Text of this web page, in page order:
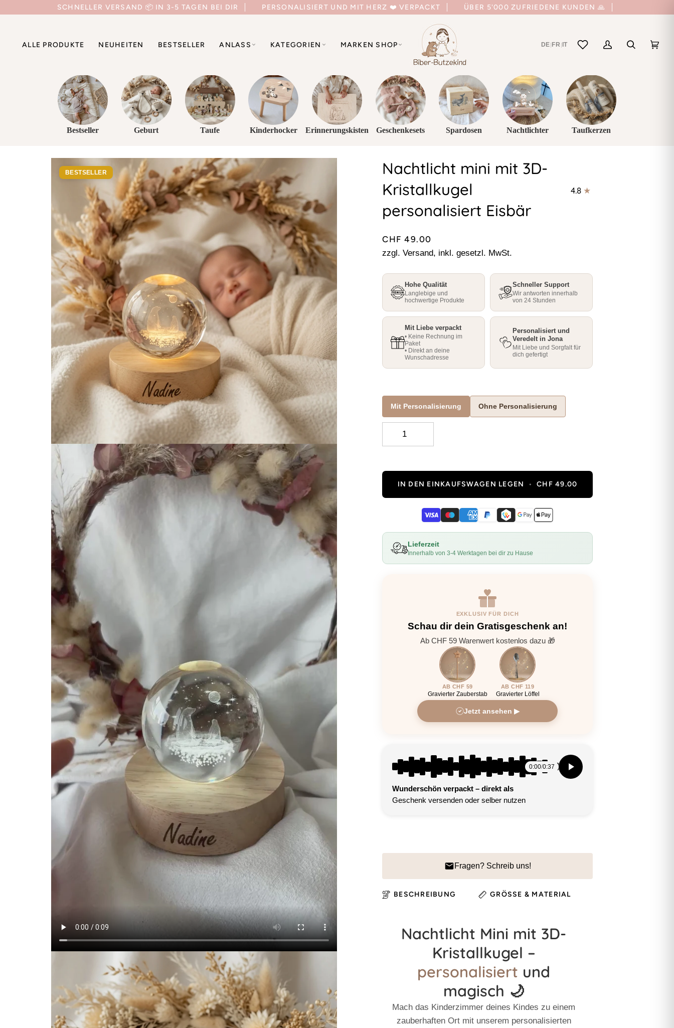
□
□
SCHNELLER VERSAND 📦 IN 3-5 TAGEN BEI DIR PERSONALISIERT UND MIT HERZ ❤️ VERPACKT ÜBER 5'000 ZUFRIEDENE KUNDEN 🙏
ALLE PRODUKTE NEUHEITEN BESTSELLER ANLASS KATEGORIEN MARKEN SHOP DE| FR | IT
Mein
Suchen
Bestseller Geburt Taufe Kinderhocker Erinnerungskisten Geschenkesets Spardosen Nachtlichter Taufkerzen
BESTSELLER
Nachtlicht mini mit 3D-
Kristallkugel
personalisiert Eisbär
4.8
CHF 49.00
zzgl. Versand, inkl. gesetzl. MwSt.
Hohe Qualität
Langlebige und
hochwertige Produkte
Schneller Support
Wir antworten innerhalb
von 24 Stunden
Mit Liebe verpackt
• Keine Rechnung im
Paket
• Direkt an deine
Wunschadresse
Personalisiert und
Veredelt in Jona
Mit Liebe und Sorgfalt für
dich gefertigt
Mit Personalisierung Ohne Personalisierung
IN DEN EINKAUFSWAGEN LEGEN • CHF 49.00
Lieferzeit
Innerhalb von 3-4 Werktagen bei dir zu Hause
EXKLUSIV FÜR DICH
Schau dir dein Gratisgeschenk an!
Ab CHF 59 Warenwert kostenlos dazu 🎁
AB CHF 59
Gravierter Zauberstab
AB CHF 119
Gravierter Löffel
Jetzt ansehen ▶
0:00/0:37
Wunderschön verpackt – direkt als
Geschenk versenden oder selber nutzen
Fragen? Schreib uns!
BESCHREIBUNG GRÖSSE & MATERIAL
Nachtlicht Mini mit 3D-
Kristallkugel –
personalisiert und
magisch 🌙
Mach das Kinderzimmer deines Kindes zu einem
zauberhaften Ort mit unserem personalisierten